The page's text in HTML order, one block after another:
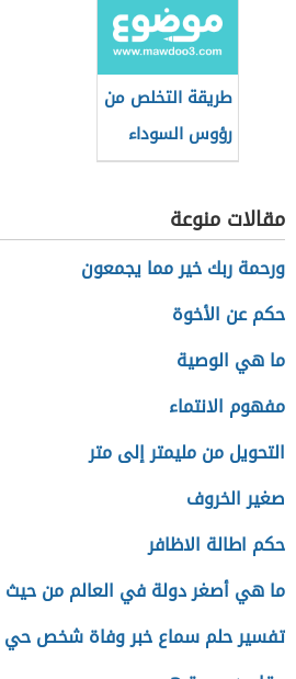
طريقة التخلص من
رؤوس السوداء
مقالات منوعة
ورحمة ربك خير مما يجمعون
حكم عن الأخوة
ما هي الوصية
مفهوم الانتماء
التحويل من مليمتر إلى متر
صغير الخروف
حكم اطالة الاظافر
ما هي أصغر دولة في العالم من حيث
تفسير حلم سماع خبر وفاة شخص حي